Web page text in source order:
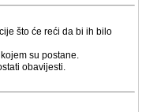
što će reći da bi ih bilo
su postane.
obavijesti.